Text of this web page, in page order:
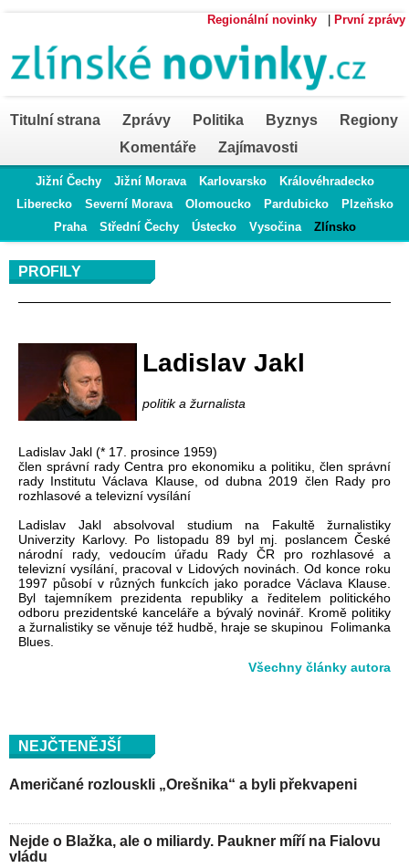
Regionální novinky První zprávy
Titulní strana Zprávy Politika Byznys
Regiony
Komentáře
Zajímavosti
Jižní Čechy Jižní Morava Karlovarsko
Královéhradecko
Liberecko
Severní Morava Olomoucko Pardubicko
Plzeňsko
Praha
Střední Čechy Ústecko Vysočina Zlínsko
PROFILY
Ladislav Jakl
politik a žurnalista
Ladislav Jakl (* 17. prosince 1959)
člen správní rady Centra pro ekonomiku a politiku, člen správní
rady Institutu Václava Klause, od dubna 2019 člen Rady pro
rozhlasové a televizní vysílání
Ladislav Jakl absolvoval studium na Fakultě žurnalistiky
Univerzity Karlovy. Po listopadu 89 byl mj. poslancem České
národní rady, vedoucím úřadu Rady ČR pro rozhlasové a
televizní vysílání, pracoval v Lidových novinách. Od konce roku
1997 působí v různých funkcích jako poradce Václava Klause.
Byl tajemníkem prezidenta republiky a ředitelem politického
odboru prezidentské kanceláře a bývalý novinář. Kromě politiky
a žurnalistiky se věnuje též hudbě, hraje se skupinou Folimanka
Blues.
Všechny články autora
NEJČTENĚJŠÍ
Američané rozlouskli „Orešnika“ a byli překvapeni
Nejde o Blažka, ale o miliardy. Paukner míří na Fialovu
vládu